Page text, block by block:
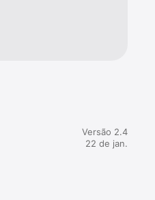
Versão 2.4
22 de jan.